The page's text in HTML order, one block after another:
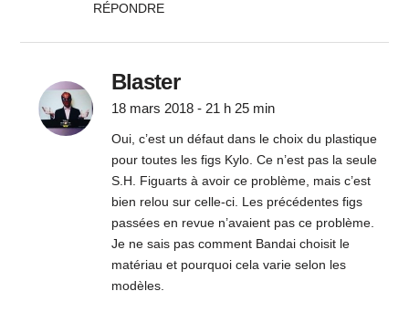
RÉPONDRE
Blaster
18 mars 2018 - 21 h 25 min
Oui, c’est un défaut dans le choix du plastique
pour toutes les figs Kylo. Ce n’est pas la seule
S.H. Figuarts à avoir ce problème, mais c’est
bien relou sur celle-ci. Les précédentes figs
passées en revue n’avaient pas ce problème.
Je ne sais pas comment Bandai choisit le
matériau et pourquoi cela varie selon les
modèles.